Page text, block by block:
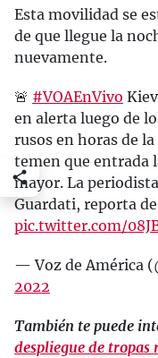
Esta movilidad se
de que llegue la
nuevamente.
🚨 #VOAEnVivo
en alerta luego de
rusos en horas de
temen que entrada
mayor. La
Guardati, reporta
pic.twitter.com/
— Voz de América
2022
También te puede
despliegue de tropas